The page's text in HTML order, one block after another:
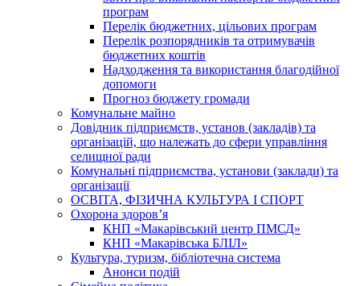
програм
Перелік бюджетних, цільових програм
Перелік розпорядників та отримувачів
бюджетних коштів
Надходження та використання благодійної
допомоги
Прогноз бюджету громади
Комунальне майно
Довідник підприємств, установ (закладів) та
організацій, що належать до сфери управління
селищної ради
Комунальні підприємства, установи (заклади) та
організації
ОСВІТА, ФІЗИЧНА КУЛЬТУРА І СПОРТ
Охорона здоров’я
КНП «Макарівський центр ПМСД»
КНП «Макарівська БЛІЛ»
Культура, туризм, бібліотечна система
Анонси подій